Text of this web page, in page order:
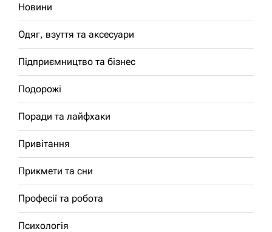
Новини
Одяг, взуття та аксесуари
Підприємництво та бізнес
Подорожі
Поради та лайфхаки
Привітання
Прикмети та сни
Професії та робота
Психологія